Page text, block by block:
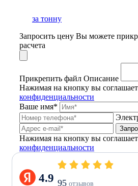
за тонну
Запросить цену Вы можете
расчета
Прикрепить файл Описание
Нажимая на кнопку вы
конфиденциальности
Ваше имя*
Нажимая на кнопку вы
конфиденциальности
4.9 95 отзывов